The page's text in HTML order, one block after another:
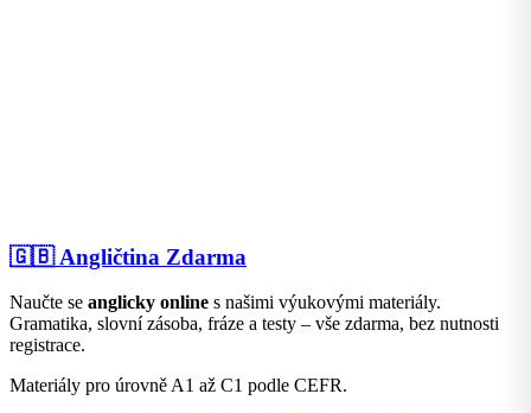
🇬🇧Angličtina Zdarma
Naučte se anglicky online s našimi výukovými materiály.
Gramatika, slovní zásoba, fráze a testy – vše zdarma, bez nutnosti
registrace.
Materiály pro úrovně A1 až C1 podle CEFR.